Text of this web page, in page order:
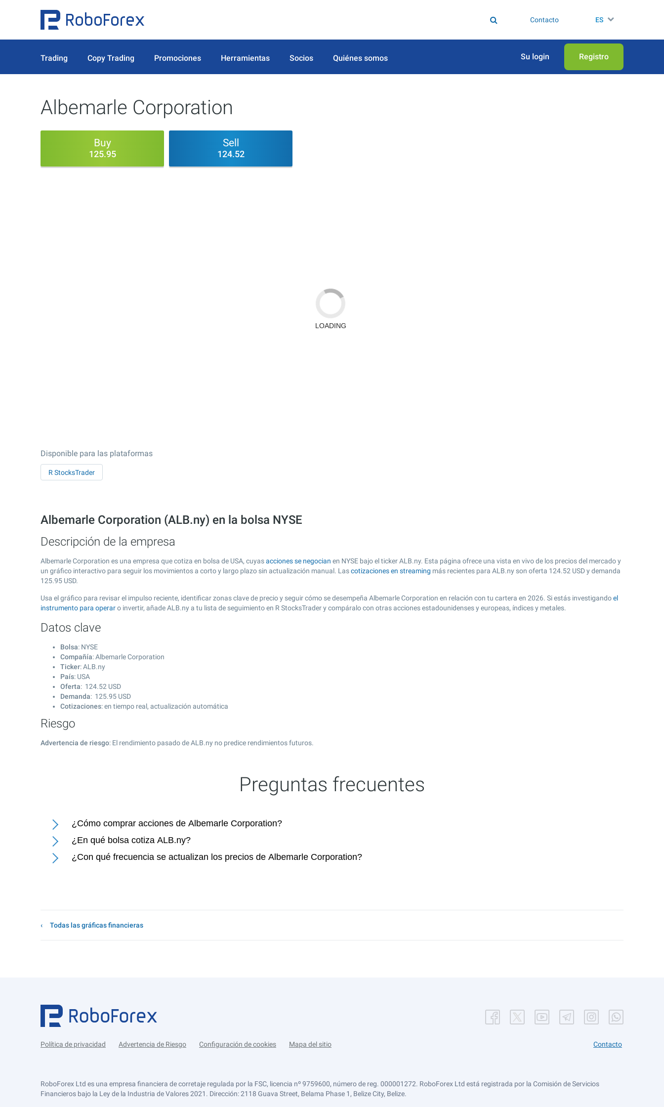
Contacto ES
Trading Copy Trading Promociones Herramientas Socios Quiénes somos Su login Registro
Albemarle Corporation
Buy
125.95
Sell
124.52
Disponible para las plataformas
R StocksTrader
Albemarle Corporation (ALB.ny) en la bolsa NYSE
Descripción de la empresa
Albemarle Corporation es una empresa que cotiza en bolsa de USA, cuyasacciones se negocian en NYSE bajo el ticker ALB.ny. Esta página ofrece una vista en vivo de los precios del mercado y
un gráfico interactivo para seguir los movimientos a corto y largo plazo sin actualización manual. Lascotizaciones en streaming más recientes para ALB.ny son oferta 124.52 USD y demanda
125.95 USD.
Usa el gráfico para revisar el impulso reciente, identificar zonas clave de precio y seguir cómo se desempeña Albemarle Corporation en relación con tu cartera en 2026. Si estás investigandoel
instrumento para operaro invertir, añade ALB.ny a tu lista de seguimiento en R StocksTrader y compáralo con otras acciones estadounidenses y europeas, índices y metales.
Datos clave
Bolsa: NYSE
Compañía: Albemarle Corporation
Ticker: ALB.ny
País: USA
Oferta: 124.52 USD
Demanda: 125.95 USD
Cotizaciones: en tiempo real, actualización automática
Riesgo
Advertencia de riesgo: El rendimiento pasado de ALB.ny no predice rendimientos futuros.
Preguntas frecuentes
¿Cómo comprar acciones de Albemarle Corporation?
¿En qué bolsa cotiza ALB.ny?
¿Con qué frecuencia se actualizan los precios de Albemarle Corporation?
Todas las gráficas financieras
Política de privacidad Advertencia de Riesgo Configuración de cookies Mapa del sitio Contacto
RoboForex Ltd es una empresa financiera de corretaje regulada por la FSC, licencia nº 9759600, número de reg. 000001272. RoboForex Ltd está registrada por la Comisión de Servicios
Financieros bajo la Ley de la Industria de Valores 2021. Dirección: 2118 Guava Street, Belama Phase 1, Belize City, Belize.